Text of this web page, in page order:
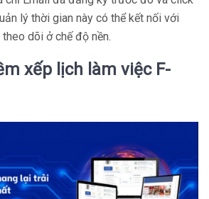
lý thời gian này có thể kết nối với
dõi ở chế độ nền.
xếp lịch làm việc F-